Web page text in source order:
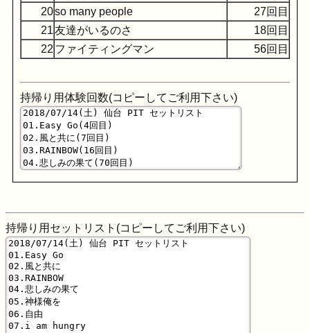
20so many people
27回目
21友達がいるのさ
18回目
22 ファイティングマン 56回目
持帰り用体験回数(コピーしてご利用下さい)
持帰り用セットリスト(コピーしてご利用下さい)